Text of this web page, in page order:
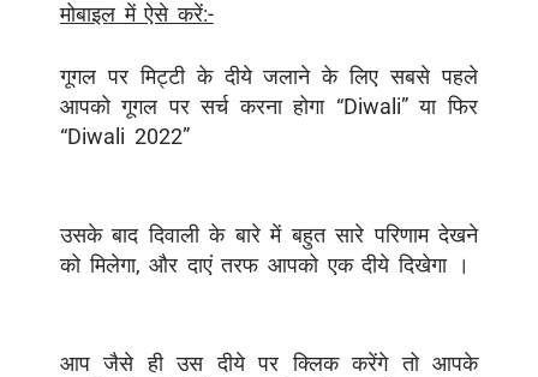
मोबाइल में ऐसे करें:-
गूगल पर मिट्टी के दीये जलाने के लिए सबसे पहले
आपको गूगल पर सर्च करना होगा “Diwali” या फिर
“Diwali 2022”
उसके बाद दिवाली के बारे में बहुत सारे परिणाम देखने
को मिलेगा, और दाएं तरफ आपको एक दीये दिखेगा ।
आप जैसे ही उस दीये पर क्लिक करेंगे तो आपके